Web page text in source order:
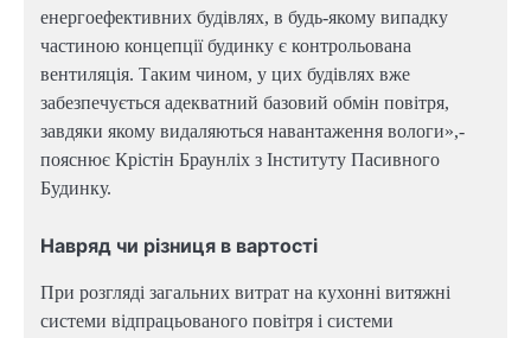
енергоефективних будівлях, в будь-якому випадку
частиною концепції будинку є контрольована
вентиляція. Таким чином, у цих будівлях вже
забезпечується адекватний базовий обмін повітря,
завдяки якому видаляються навантаження вологи»,-
пояснює Крістін Браунліх з Інституту Пасивного
Будинку.
Навряд чи різниця в вартості
При розгляді загальних витрат на кухонні витяжні
системи відпрацьованого повітря і системи